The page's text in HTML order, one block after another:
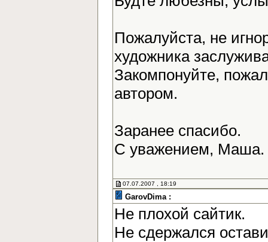
Пожалуйста, не
художника
Закомпонуйте,
автором.
Заранее спасибо.
С уважением, Маша.
07.07.2007 , 18:19
GarovDima :
Не плохой сайтик.
Не сдержался